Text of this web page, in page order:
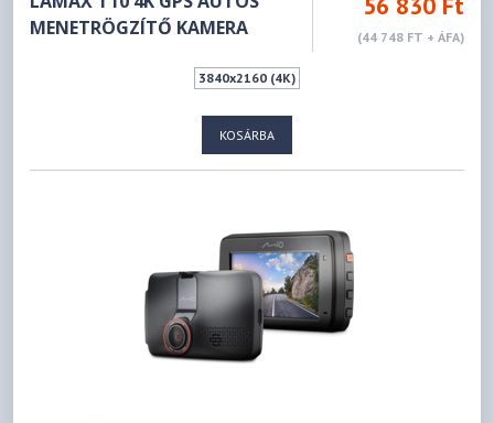
MENETRÖGZÍTŐ KAMERA
(44 748 FT + ÁFA)
3840x2160 (4K)
KOSÁRBA